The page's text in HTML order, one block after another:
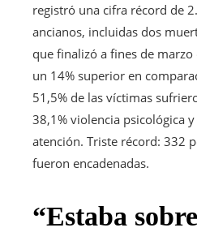
registró una cifra récord de
ancianos, incluidas dos
que finalizó a fines de marzo
un 14% superior en
51,5% de las víctimas
38,1% violencia psicológica
atención. Triste récord: 332
fueron encadenadas.
“Estaba